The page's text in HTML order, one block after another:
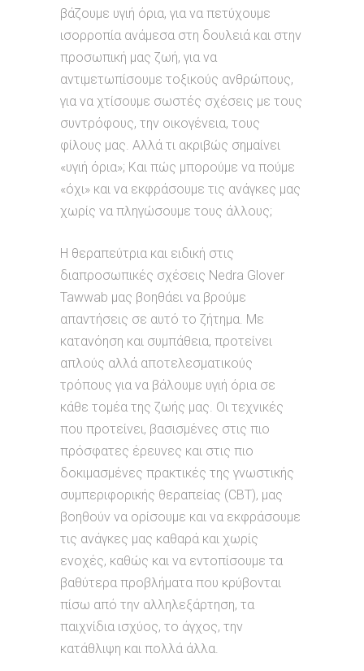
βάζουμε υγιή όρια, για να πετύχουμε
ισορροπία ανάμεσα στη δουλειά και στην
προσωπική μας ζωή, για να
αντιμετωπίσουμε τοξικούς ανθρώπους,
για να χτίσουμε σωστές σχέσεις με τους
συντρόφους, την οικογένεια, τους
φίλους μας. Αλλά τι ακριβώς σημαίνει
«υγιή όρια»; Και πώς μπορούμε να πούμε
«όχι» και να εκφράσουμε τις ανάγκες μας
χωρίς να πληγώσουμε τους άλλους;
Η θεραπεύτρια και ειδική στις
διαπροσωπικές σχέσεις Nedra Glover
Tawwab μας βοηθάει να βρούμε
απαντήσεις σε αυτό το ζήτημα. Με
κατανόηση και συμπάθεια, προτείνει
απλούς αλλά αποτελεσματικούς
τρόπους για να βάλουμε υγιή όρια σε
κάθε τομέα της ζωής μας. Οι τεχνικές
που προτείνει, βασισμένες στις πιο
πρόσφατες έρευνες και στις πιο
δοκιμασμένες πρακτικές της γνωστικής
συμπεριφορικής θεραπείας (CBT), μας
βοηθούν να ορίσουμε και να εκφράσουμε
τις ανάγκες μας καθαρά και χωρίς
ενοχές, καθώς και να εντοπίσουμε τα
βαθύτερα προβλήματα που κρύβονται
πίσω από την αλληλεξάρτηση, τα
παιχνίδια ισχύος, το άγχος, την
κατάθλιψη και πολλά άλλα.